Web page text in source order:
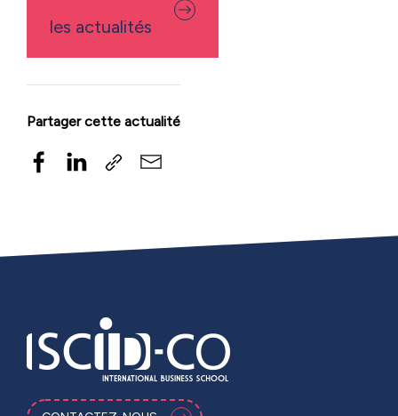
les actualités
Partager cette actualité